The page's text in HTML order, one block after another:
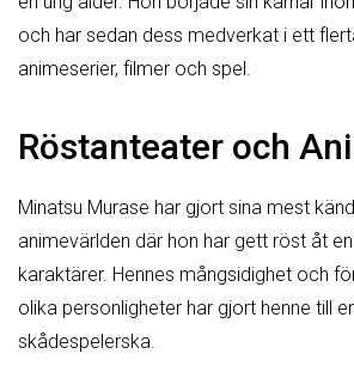
och har sedan dess medverkat i ett
animeserier, filmer och spel.
Röstanteater och
Minatsu Murase har gjort sina mest
animevärlden där hon har gett röst åt
karaktärer. Hennes mångsidighet och
olika personligheter har gjort henne till
skådespelerska.